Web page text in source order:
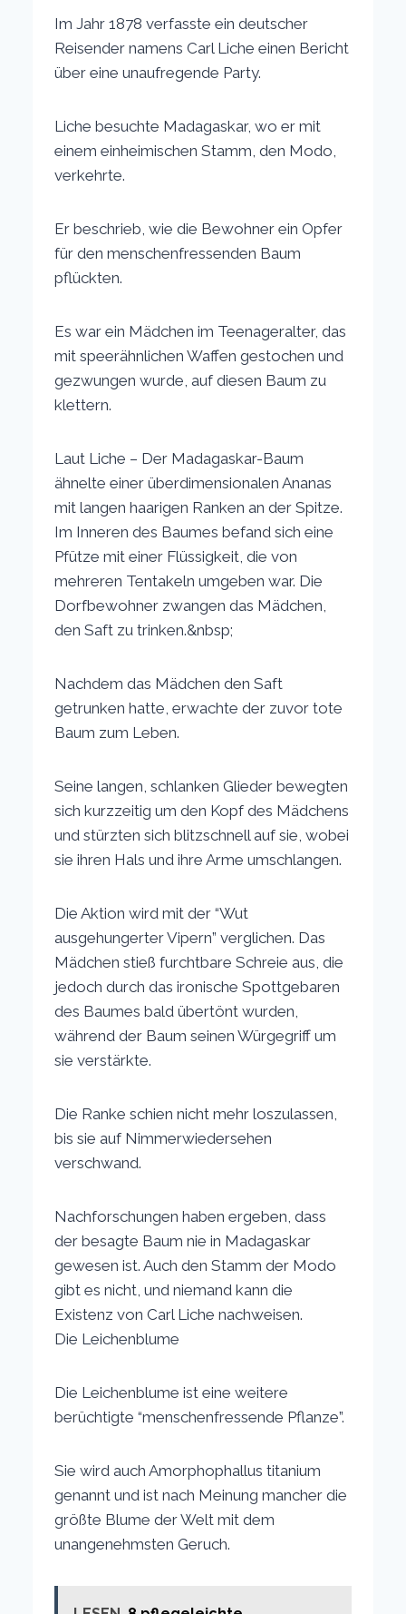
Im Jahr 1878 verfasste ein deutscher
Reisender namens Carl Liche einen Bericht
über eine unaufregende Party.
Liche besuchte Madagaskar, wo er mit
einem einheimischen Stamm, den Modo,
verkehrte.
Er beschrieb, wie die Bewohner ein Opfer
für den menschenfressenden Baum
pflückten.
Es war ein Mädchen im Teenageralter, das
mit speerähnlichen Waffen gestochen und
gezwungen wurde, auf diesen Baum zu
klettern.
Laut Liche – Der Madagaskar-Baum
ähnelte einer überdimensionalen Ananas
mit langen haarigen Ranken an der Spitze.
Im Inneren des Baumes befand sich eine
Pfütze mit einer Flüssigkeit, die von
mehreren Tentakeln umgeben war. Die
Dorfbewohner zwangen das Mädchen,
den Saft zu trinken.&nbsp;
Nachdem das Mädchen den Saft
getrunken hatte, erwachte der zuvor tote
Baum zum Leben.
Seine langen, schlanken Glieder bewegten
sich kurzzeitig um den Kopf des Mädchens
und stürzten sich blitzschnell auf sie, wobei
sie ihren Hals und ihre Arme umschlangen.
Die Aktion wird mit der “Wut
ausgehungerter Vipern” verglichen. Das
Mädchen stieß furchtbare Schreie aus, die
jedoch durch das ironische Spottgebaren
des Baumes bald übertönt wurden,
während der Baum seinen Würgegriff um
sie verstärkte.
Die Ranke schien nicht mehr loszulassen,
bis sie auf Nimmerwiedersehen
verschwand.
Nachforschungen haben ergeben, dass
der besagte Baum nie in Madagaskar
gewesen ist. Auch den Stamm der Modo
gibt es nicht, und niemand kann die
Existenz von Carl Liche nachweisen.
Die Leichenblume
Die Leichenblume ist eine weitere
berüchtigte “menschenfressende Pflanze”.
Sie wird auch Amorphophallus titanium
genannt und ist nach Meinung mancher die
größte Blume der Welt mit dem
unangenehmsten Geruch.